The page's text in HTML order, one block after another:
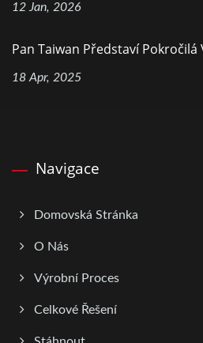
12 Jan, 2026
Pan Taiwan Představí Pokročilá
18 Apr, 2025
Navigace
Domovská Stránka
O Nás
Výrobní Proces
Celkové Řešení